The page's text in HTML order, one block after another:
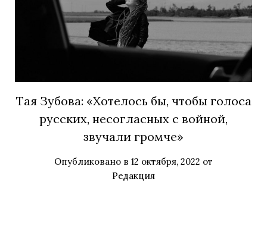
Тая Зубова: «Хотелось бы, чтобы голоса
русских, несогласных с войной,
звучали громче»
Опубликовано в 12 октября, 2022 от
Редакция